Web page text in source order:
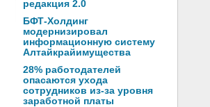
редакция 2.0
БФТ-Холдинг
модернизировал
информационную систему
Алтайкрайимущества
28% работодателей
опасаются ухода
сотрудников из-за уровня
заработной платы